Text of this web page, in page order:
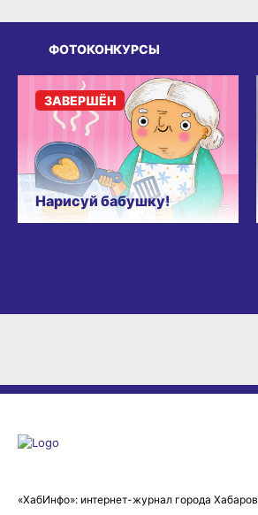
ФОТОКОНКУРСЫ
Нарисуй бабушку!
ЗАВЕРШЁН
«ХабИнфо»: интернет-журнал города